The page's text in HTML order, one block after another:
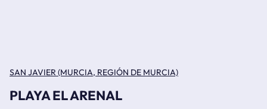
SAN JAVIER (MURCIA, REGIÓN DE MURCIA)
PLAYA EL ARENAL